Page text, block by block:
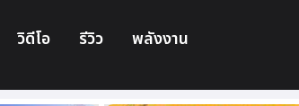
วิดีโอ รีวิว พลังงาน